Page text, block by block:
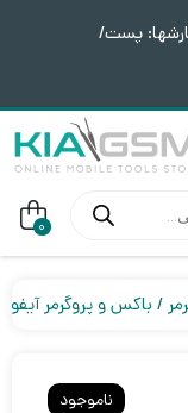
پست/
0
باکس و پروگرمر آیفون
ناموجود